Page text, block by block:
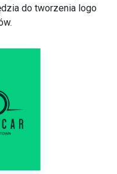
do tworzenia logo